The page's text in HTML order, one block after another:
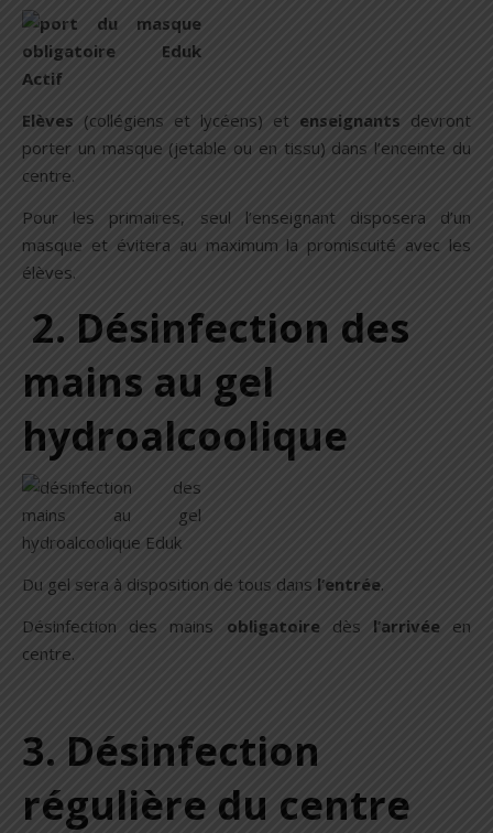
Elèves (collégiens et lycéens) et enseignants devront
porter un masque (jetable ou en tissu) dans l’enceinte du
centre.
Pour les primaires, seul l’enseignant disposera d’un
masque et évitera au maximum la promiscuité avec les
élèves.
2. Désinfection des
mains au gel
hydroalcoolique
Du gel sera à disposition de tous dans l’entrée.
Désinfection des mains obligatoire dès l’arrivéeen
centre.
3. Désinfection
régulière du centre